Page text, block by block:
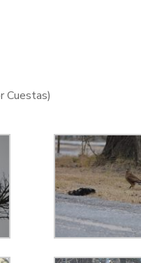
Cuestas)